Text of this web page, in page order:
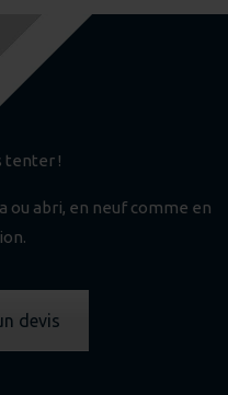
tenter !
ou abri, en neuf comme en
devis